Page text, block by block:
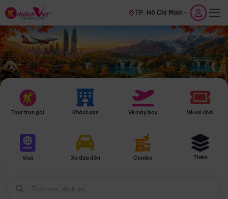
TP. Hồ Chí Minh
Tour trọn gói Khách sạn Vé máy bay Vé vui chơi
Visa Xe đưa đón Combo Thêm